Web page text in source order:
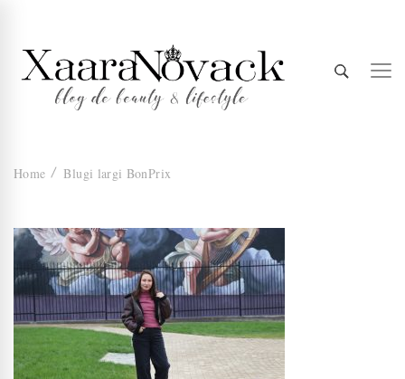
Xaara
Novack
Home Blugi largi BonPrix